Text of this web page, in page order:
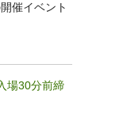
催イベント
30分前締